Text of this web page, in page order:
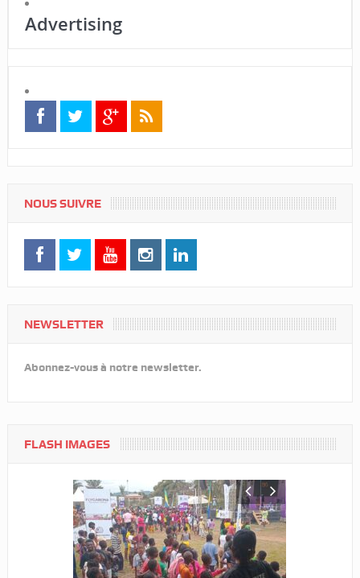
Advertising
NOUS SUIVRE
NEWSLETTER
Abonnez-vous à notre newsletter.
FLASH IMAGES